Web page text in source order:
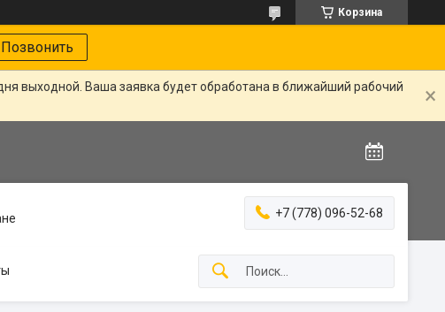
Корзина
Позвонить
выходной. Ваша заявка будет обработана в ближайший рабочий
+7 (778) 096-52-68